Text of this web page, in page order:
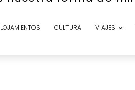
CULTURA VIAJES